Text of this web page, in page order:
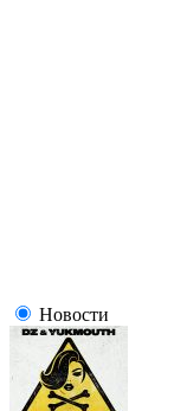
Новости